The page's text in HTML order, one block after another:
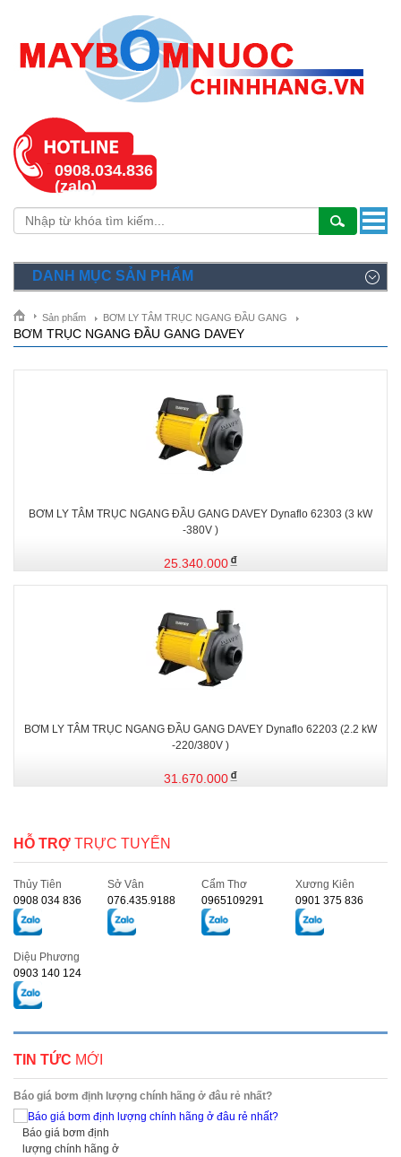
0908.034.836
(zalo)
DANH MỤC SẢN PHẨM
Sản phẩm BƠM LY TÂM TRỤC NGANG ĐẦU GANG
BƠM TRỤC NGANG ĐẦU GANG DAVEY
BƠM LY TÂM TRỤC NGANG ĐẦU GANG DAVEY Dynaflo 62303 (3 kW
-380V )
25.340.000
BƠM LY TÂM TRỤC NGANG ĐẦU GANG DAVEY Dynaflo 62203 (2.2 kW
-220/380V )
31.670.000
HỖ TRỢ TRỰC TUYẾN
Thủy Tiên
0908 034 836
Sở Vân
076.435.9188
Cẩm Thơ
0965109291
Xương Kiên
0901 375 836
Diệu Phương
0903 140 124
TIN TỨC MỚI
Báo giá bơm định lượng chính hãng ở đâu rẻ nhất?
Báo giá bơm định
lượng chính hãng ở